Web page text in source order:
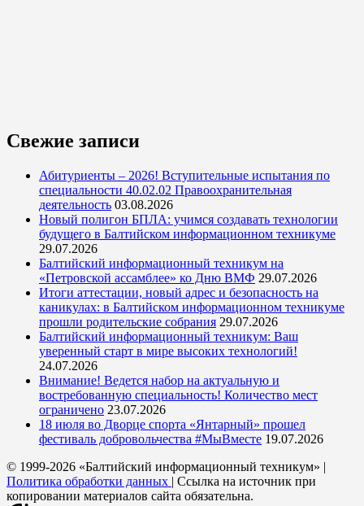
Свежие записи
Абитуриенты – 2026! Вступительные испытания по
специальности 40.02.02 Правоохранительная
деятельность 03.08.2026
Новый полигон БПЛА: учимся создавать технологии
будущего в Балтийском информационном техникуме
29.07.2026
Балтийский информационный техникум на
«Петровской ассамблее» ко Дню ВМФ 29.07.2026
Итоги аттестации, новый адрес и безопасность на
каникулах: в Балтийском информационном техникуме
прошли родительские собрания 29.07.2026
Балтийский информационный техникум: Ваш
уверенный старт в мире высоких технологий!
24.07.2026
Внимание! Ведется набор на актуальную и
востребованную специальность! Количество мест
ограничено 23.07.2026
18 июля во Дворце спорта «Янтарный» прошел
фестиваль добровольчества #МыВместе 19.07.2026
© 1999-2026 «Балтийский информационный техникум» |
Политика обработки данных | Ссылка на источник при
копировании материалов сайта обязательна.